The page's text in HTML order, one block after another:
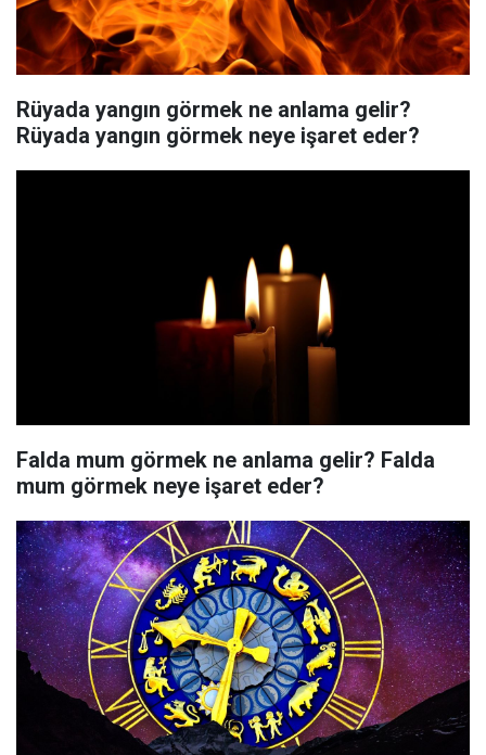
Rüyada yangın görmek ne anlama gelir?
Rüyada yangın görmek neye işaret eder?
Falda mum görmek ne anlama gelir? Falda
mum görmek neye işaret eder?